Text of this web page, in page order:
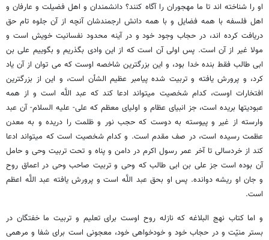
او را شناخته ‏اند تا ما مهجوران را آگاه کنند؟ دانشمندان و اهل فضیلت و عارفان و
اهل فلسفه با همه فضایل و با همه دانش ارجمندشان آنچه از آن جلوه تام حق
دریافت کرده ‏اند، در حجاب وجود خود و در آینه محدود نفسانیت خویش است و
مولا غیر از آن است. پس اولی‏ آن است که از این وادی بگذریم و بگوییم علی بن
ابی طالب فقط بنده خدا بود، و این بزرگترین شاخصه اوست که می‏ توان از آن یاد
کرد، و پرورش یافته و تربیت‏ شده پیامبر عظیم الشأن است، و این از بزرگترین
افتخارات اوست، کدام شخصیت می‏تواند ادعا کند که عبد اللَّه است و از همه
عبودیتها بریده است، جز انبیای عظام و اولیای معظم که علی- علیه السلام- آن عبد
وارسته از غیر و پیوسته به دوست که حجب نور و ظلمت را دریده و به معدن
عظمت رسیده است، در صف مقدم است. و کدام شخصیت است که می‏تواند ادعا
کند از خردسالی تا آخر عمر رسول اکرم در دامن و پناه و تحت تربیت وحی و حامل
آن بوده است جز علی بن ابی طالب که وحی و تربیت صاحب وحی در اعماق روح
و جان او ریشه دوانده. پس او بحق عبد اللَّه است و پرورش‏ یافته عبد اللَّه اعظم
است.
و اما کتاب نهج البلاغه که نازله روح اوست برای تعلیم و تربیت ما خفتگان در
بستر منیّت و در حجاب خود و خودخواهی خود، معجونی است برای شفا و مرهمی